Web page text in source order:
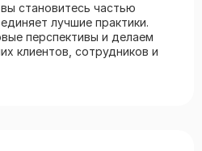
становитесь частью
лучшие практики.
перспективы и делаем
клиентов, сотрудников и